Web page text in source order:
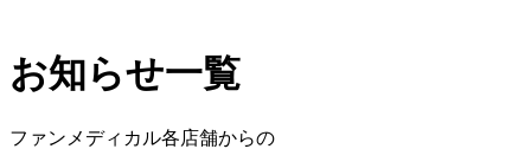
お知らせ一覧
ファンメディカル各店舗からの